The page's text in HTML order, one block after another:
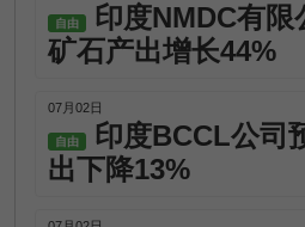
自由
印度NMDC有
矿石产出增长44%
07月02日
自由
印度BCCL公司
出下降13%